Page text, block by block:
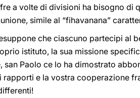
a volte di divisioni ha bisogno di
simile al “fihavanana”
che ciascuno partecipi al
istituto, la sua missione
Paolo ce lo ha dimostrato
e la vostra cooperazione